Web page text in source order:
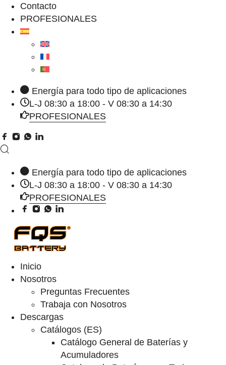
Contacto
PROFESIONALES
Energía para todo tipo de aplicaciones
L-J 08:30 a 18:00 - V 08:30 a 14:30
PROFESIONALES
Energía para todo tipo de aplicaciones
L-J 08:30 a 18:00 - V 08:30 a 14:30
PROFESIONALES
Inicio
Nosotros
Preguntas Frecuentes
Trabaja con Nosotros
Descargas
Catálogos (ES)
Catálogo General de Baterías y
Acumuladores